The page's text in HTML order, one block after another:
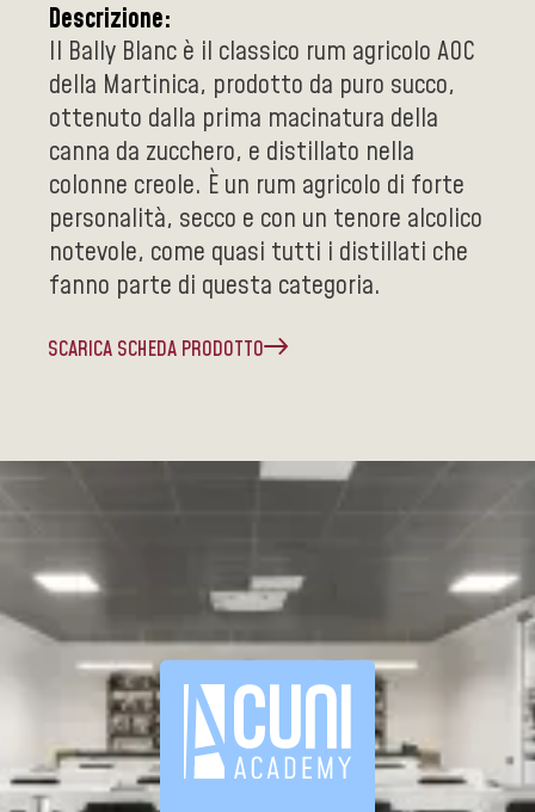
Descrizione:
Il Bally Blanc è il classico rum agricolo AOC
della Martinica, prodotto da puro succo,
ottenuto dalla prima macinatura della
canna da zucchero, e distillato nella
colonne creole. È un rum agricolo di forte
personalità, secco e con un tenore alcolico
notevole, come quasi tutti i distillati che
fanno parte di questa categoria.
SCARICA SCHEDA PRODOTTO